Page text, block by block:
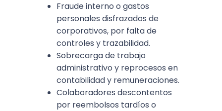
Fraude interno o gastos
personales disfrazados de
corporativos, por falta de
controles y trazabilidad.
Sobrecarga de trabajo
administrativo y reprocesos en
contabilidad y remuneraciones.
Colaboradores descontentos
por reembolsos tardíos o